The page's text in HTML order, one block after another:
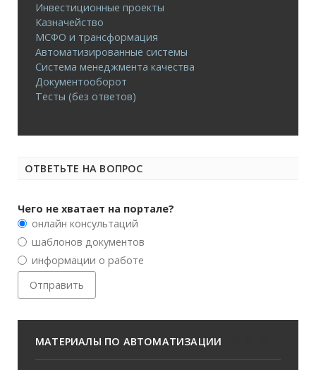
Инвестиционные проекты
Казначейство
МСФО и трансформация
Автоматизированные системы
Система менеджмента качества
Документооборот
Тесты (без ответов)
ОТВЕТЬТЕ НА ВОПРОС
Чего не хватает на портале?
онлайн консультаций
шаблонов документов
информации о работе
МАТЕРИАЛЫ ПО АВТОМАТИЗАЦИИ